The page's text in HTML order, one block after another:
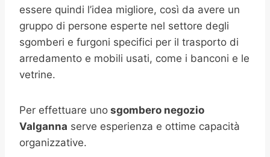
essere quindi l’idea migliore, così da avere un
gruppo di persone esperte nel settore degli
sgomberi e furgoni specifici per il trasporto di
arredamento e mobili usati, come i banconi e le
vetrine.
Per effettuare uno sgombero negozio
Valganna serve esperienza e ottime capacità
organizzative.